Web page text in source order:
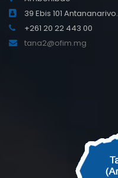
39 Ebis 101 Antananarivo.
+261 20 22 443 00
tana2@ofim.mg